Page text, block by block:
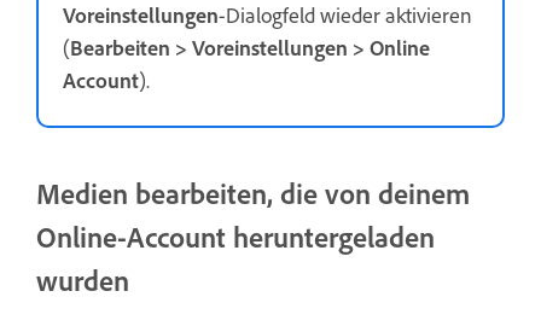
Voreinstellungen-Dialogfeld wieder aktivieren
(Bearbeiten > Voreinstellungen > Online
Account).
Medien bearbeiten, die von deinem
Online-Account heruntergeladen
wurden